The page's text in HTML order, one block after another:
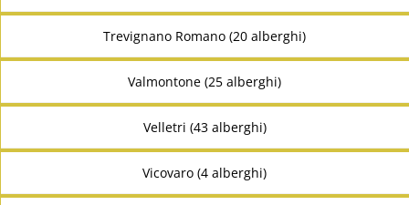
Trevignano Romano (20 alberghi)
Valmontone (25 alberghi)
Velletri (43 alberghi)
Vicovaro (4 alberghi)